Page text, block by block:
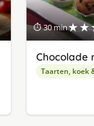
⏱ 30 min
Chocolade
Taarten, koek